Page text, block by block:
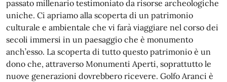
passato millenario testimoniato da risorse archeologiche
uniche. Ci apriamo alla scoperta di un patrimonio
culturale e ambientale che vi farà viaggiare nel corso dei
secoli immersi in un paesaggio che è monumento
anch’esso. La scoperta di tutto questo patrimonio è un
dono che, attraverso Monumenti Aperti, soprattutto le
nuove generazioni dovrebbero ricevere. Golfo Aranci è